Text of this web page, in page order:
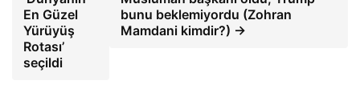
En Güzel
Yürüyüş
Rotası’
seçildi
bunu beklemiyordu (Zohran
Mamdani kimdir?) →